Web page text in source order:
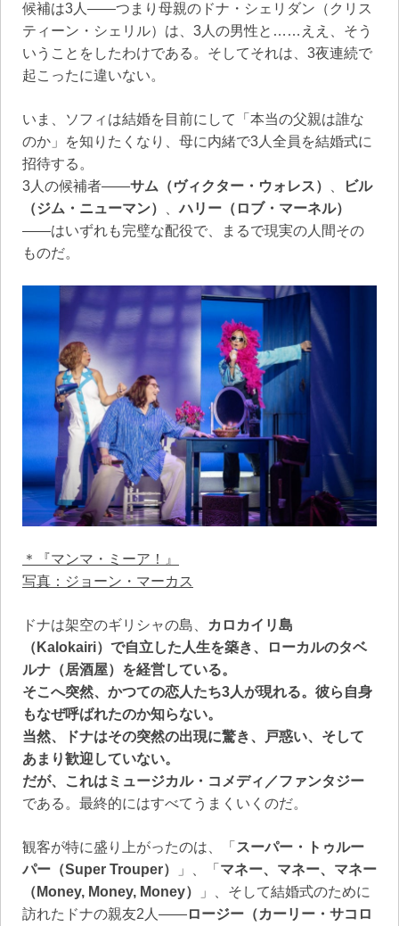
候補は3人――つまり母親のドナ・シェリダン（クリス
ティーン・シェリル）は、3人の男性と……ええ、そう
いうことをしたわけである。そしてそれは、3夜連続で
起こったに違いない。
いま、ソフィは結婚を目前にして「本当の父親は誰な
のか」を知りたくなり、母に内緒で3人全員を結婚式に
招待する。
3人の候補者――サム（ヴィクター・ウォレス）
ビル
（ジム・ニューマン）
、ハリー（ロブ・マーネル）
――はいずれも完璧な配役で、まるで現実の人間その
ものだ。
＊『マンマ・ミーア！』
写真：ジョーン・マーカス
ドナは架空のギリシャの島、
カロカイリ島
（Kalokairi）で自立した人生を築き、ローカルのタベ
ルナ（居酒屋）を経営している。
そこへ突然、かつての恋人たち3人が現れる。彼ら自身
もなぜ呼ばれたのか知らない。
当然、ドナはその突然の出現に驚き、戸惑い、そして
あまり歓迎していない。
だが、これはミュージカル・コメディ／ファンタジー
である。最終的にはすべてうまくいくのだ。
観客が特に盛り上がったのは、「 スーパー・トゥルー
パー（Super Trouper）
」、「 マネー、マネー、マネー
（Money, Money, Money）
」、そして結婚式のために
訪れたドナの親友2人――ロージー（カーリー・サコロ